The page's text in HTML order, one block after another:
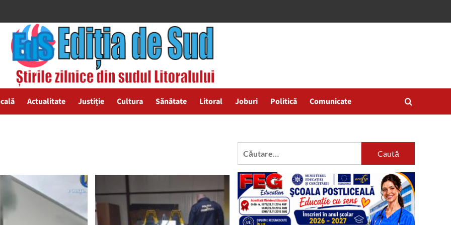
Actualitate Justiție Cultura Sănătate Litoral Joburi Politică Comunicate
Caută